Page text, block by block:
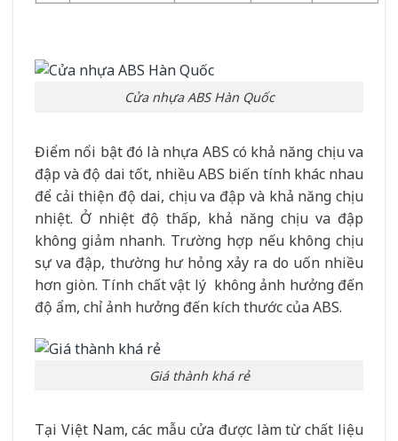
Cửa nhựa ABS Hàn Quốc
Điểm nổi bật đó là nhựa ABS có khả năng chịu va
đập và độ dai tốt, nhiều ABS biến tính khác nhau
để cải thiện độ dai, chịu va đập và khả năng chịu
nhiệt. Ở nhiệt độ thấp, khả năng chịu va đập
không giảm nhanh. Trường hợp nếu không chịu
sự va đập, thường hư hỏng xảy ra do uốn nhiều
hơn giòn. Tính chất vật lý không ảnh hưởng đến
độ ẩm, chỉ ảnh hưởng đến kích thước của ABS.
Giá thành khá rẻ
Tại Việt Nam, các mẫu cửa được làm từ chất liệu